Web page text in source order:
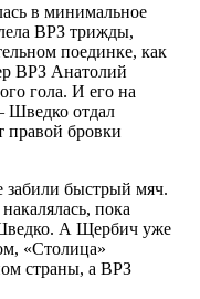
в минимальное
ВРЗ трижды,
поединке, как
ВРЗ Анатолий
гола. И его на
Шведко отдал
правой бровки
забили быстрый мяч.
пока
А Щербич уже
«Столица»
страны, а ВРЗ